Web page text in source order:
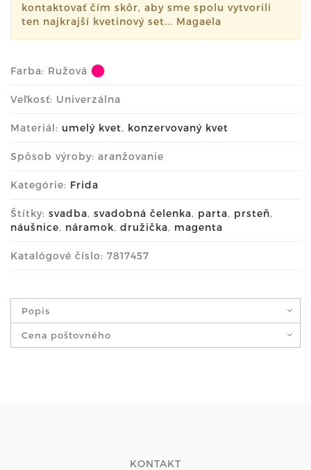
kontaktovať čím skôr, aby sme spolu vytvorili
ten najkrajší kvetinový set... Magaela
Farba: Ružová
Veľkosť: Univerzálna
Materiál: umelý kvet, konzervovaný kvet
Spôsob výroby: aranžovanie
Kategórie: Frida
Štítky: svadba, svadobná čelenka, parta, prsteň,
náušnice, náramok, družička, magenta
Katalógové číslo: 7817457
Popis
Cena poštovného
KONTAKT